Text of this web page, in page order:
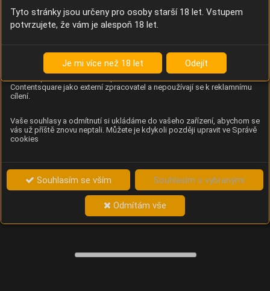
Identifikátor je zcela anonymní.
Analýza chování návštěvníků na webu (pohyb kurzoru,
kliknutí, procházení stránek a heatmapy), která
provozovateli e-shopu Betelné škopek pomáhá zlepšovat
Contentsquare jako externí zpracovatel a nepoužívají se k reklamnímu
cílení.
Vaše souhlasy a odmítnutí si ukládáme do vašeho zařízení, abychom se
vás už příště znovu neptali. Můžete je kdykoli později upravit ve Správě
cookies
Souhlasím se vším Souhlasím s vybranými
Odmítám vše
Tyto stránky jsou určeny pro osoby starší 18 let. Vstupem
potvrzujete, že vám je alespoň 18 let.
Je mi více než 18 let Odejít